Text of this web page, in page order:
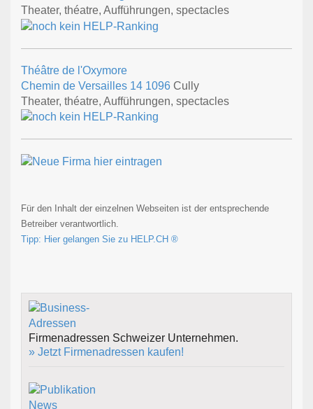
Theater, théatre, Aufführungen, spectacles
Théâtre de l'Oxymore
Chemin de Versailles 14 1096 Cully
Theater, théatre, Aufführungen, spectacles
Für den Inhalt der einzelnen Webseiten ist der entsprechende
Betreiber verantwortlich.
Tipp: Hier gelangen Sie zu HELP.CH ®
Firmenadressen Schweizer Unternehmen.
» Jetzt Firmenadressen kaufen!